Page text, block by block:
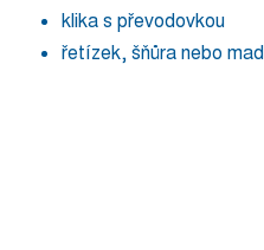
klika s převodovkou
řetízek, šňůra nebo